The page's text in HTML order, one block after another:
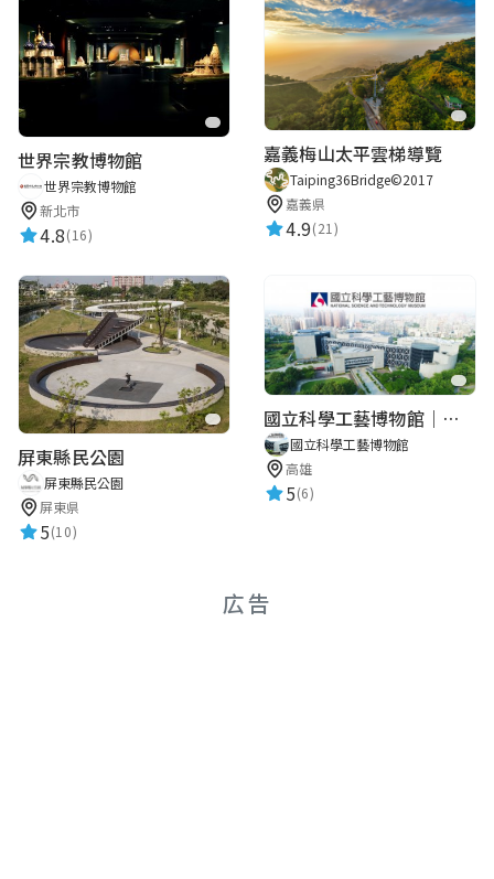
世界宗教博物館
世界宗教博物館
新北市
4.8(16)
嘉義梅山太平雲梯導覽
Taiping36Bridge©2017
嘉義県
4.9(21)
屏東縣民公園
屏東縣民公園
屏東県
5(10)
國立科學工藝博物館｜華語智慧導覽
國立科學工藝博物館
高雄
5(6)
広告